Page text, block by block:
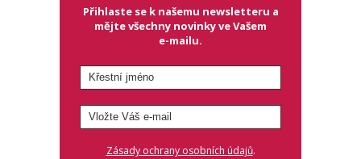
Přihlaste se k našemu newsletteru a
mějte všechny novinky ve Vašem
e-mailu.
Zásady ochrany osobních údajů.